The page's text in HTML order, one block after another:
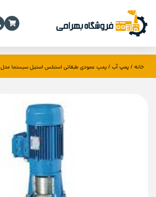
خانه / پمپ آب/ پمپ عمودی طبقاتی استنلس استیل سیستما مدل MVSt 32-8 IE3